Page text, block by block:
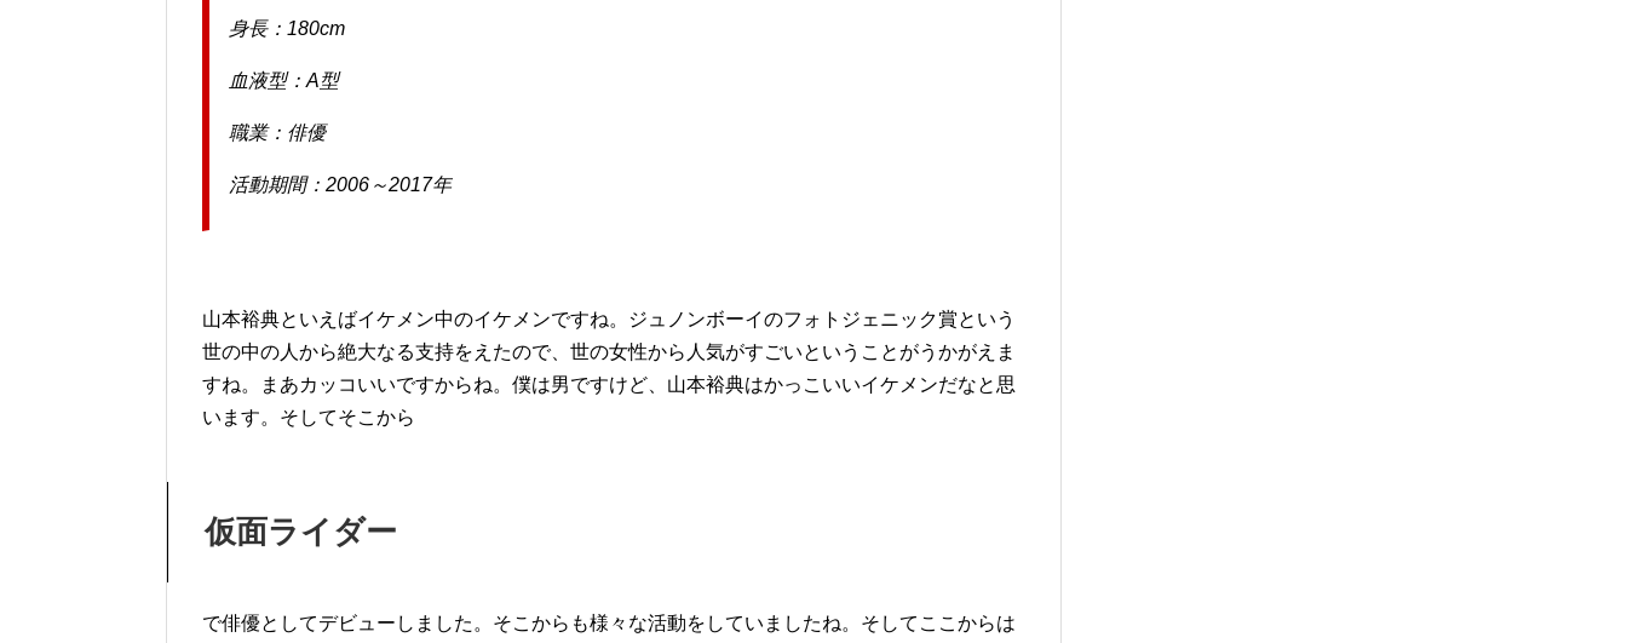
身長：180cm
血液型：A型
職業：俳優
活動期間：2006～2017年
山本裕典といえばイケメン中のイケメンですね。ジュノンボーイのフォトジェニック賞という
世の中の人から絶大なる支持をえたので、世の女性から人気がすごいということがうかがえま
すね。まあカッコいいですからね。僕は男ですけど、山本裕典はかっこいいイケメンだなと思
います。そしてそこから
仮面ライダー
で俳優としてデビューしました。そこからも様々な活動をしていましたね。そしてここからは